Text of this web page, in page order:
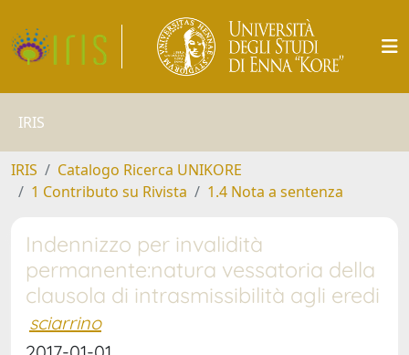
IRIS
IRIS
Catalogo Ricerca UNIKORE
1 Contributo su Rivista
1.4 Nota a sentenza
Indennizzo per invalidità
permanente:natura vessatoria della
clausola di intrasmissibilità agli eredi
sciarrino